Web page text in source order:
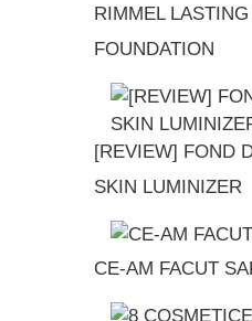
RIMMEL
FOUNDATION
[REVIEW] FOND
SKIN LUMINIZER
CE-AM FACUT